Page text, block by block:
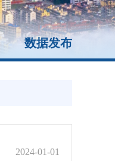
数据发布
2024-01-01